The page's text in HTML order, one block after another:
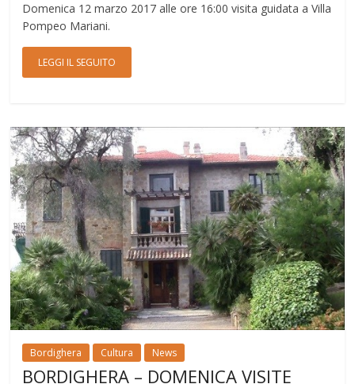
Domenica 12 marzo 2017 alle ore 16:00 visita guidata a Villa
Pompeo Mariani.
LEGGI IL SEGUITO
Bordighera Cultura News
BORDIGHERA – DOMENICA VISITE